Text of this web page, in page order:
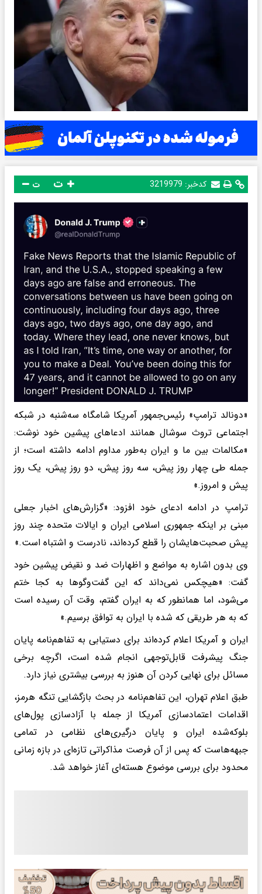
کدخبر: 3219979 ت
«دونالد ترامپ» رئیس‌جمهور آمریکا شامگاه سه‌شنبه در شبکه
اجتماعی تروث سوشال همانند ادعاهای پیشین خود نوشت:
«مکالمات بین ما و ایران به‌طور مداوم ادامه داشته است؛ از
جمله طی چهار روز پیش، سه روز پیش، دو روز پیش، یک روز
پیش و امروز.»
ترامپ در ادامه ادعای خود افزود: «گزارش‌های اخبار جعلی
مبنی بر اینکه جمهوری اسلامی ایران و ایالات متحده چند روز
پیش صحبت‌هایشان را قطع کرده‌اند، نادرست و اشتباه است.»
وی بدون اشاره به مواضع و اظهارات ضد و نقیض پیشین خود
گفت: «هیچکس نمی‌داند که این گفت‌وگوها به کجا ختم
می‌شود، اما همانطور که به ایران گفتم، وقت آن رسیده است
که به هر طریقی که شده با ایران به توافق برسیم.»
ایران و آمریکا اعلام کرده‌اند برای دستیابی به تفاهم‌نامه پایان
جنگ پیشرفت قابل‌توجهی انجام شده است، اگرچه برخی
مسائل برای نهایی کردن آن هنوز به بررسی بیشتری نیاز دارد.
طبق اعلام تهران، این تفاهم‌نامه در بحث بازگشایی تنگه هرمز،
اقدامات اعتمادسازی آمریکا از جمله با آزادسازی پول‌های
بلوکه‌شده ایران و پایان درگیری‌های نظامی در تمامی
جبهه‌هاست که پس از آن فرصت مذاکراتی تازه‌ای در بازه زمانی
محدود برای بررسی موضوع هسته‌ای آغاز خواهد شد.